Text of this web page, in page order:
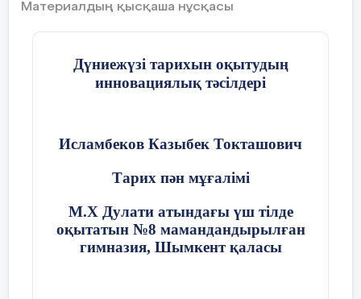
Материалдың қысқаша нұсқасы
Дүниежүзі тарихын оқытудың
инновациялық тәсілдері
Исламбеков Казыбек Токташович
Тарих пән мұғалімі
М.Х Дулати атындағы үш тілде
оқытатын №8 мамандандырылған
гимназия, Шымкент қаласы